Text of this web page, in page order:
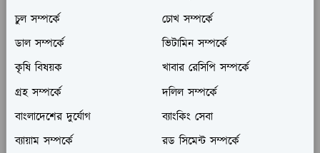
চুল সম্পর্কে
চোখ সম্পর্কে
ডাল সম্পর্কে
ভিটামিন সম্পর্কে
কৃষি বিষয়ক
খাবার রেসিপি সম্পর্কে
গ্রহ সম্পর্কে
দলিল সম্পর্কে
বাংলাদেশের দুর্যোগ
ব্যাংকিং সেবা
ব্যায়াম সম্পর্কে
রড সিমেন্ট সম্পর্কে